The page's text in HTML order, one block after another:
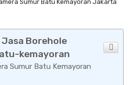
Sumur Batu Kemayoran Jakarta
Borehole
kemayoran
Sumur Batu Kemayoran